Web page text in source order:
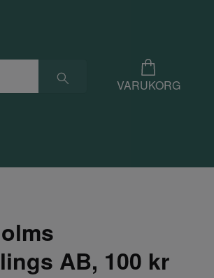
VARUKORG
AB, 100 kr